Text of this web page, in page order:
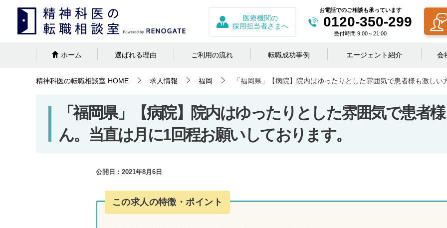
お電話でのご相談も承っています
0120-350-299
受付時間 9:00～21:00
医療機関の
採用担当者さまへ
ホーム 選ばれる理由 ご利用の流れ 転職成功事例 エージェント紹介 会
精神科医の転職相談室 HOME 求人情報 福岡 「福岡県」【病院】院内はゆったりとした雰囲気で患者様も激し
「福岡県」【病院】院内はゆったりとした雰囲気で患者
ん。当直は月に1回程お願いしております。
公開日： 2021年8月6日
この求人の特徴・ポイント